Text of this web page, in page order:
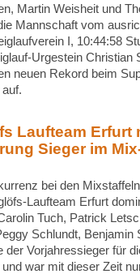
Martin Weisheit und
Mannschaft vom
I, 10:44:58
Urgestein Christian
neuen Rekord beim
Laufteam Erfurt
Sieger im
bei den
Laufteam Erfurt
Tuch, Patrick
Schlundt,
der Vorjahressieger für
und war mit dieser Zeit